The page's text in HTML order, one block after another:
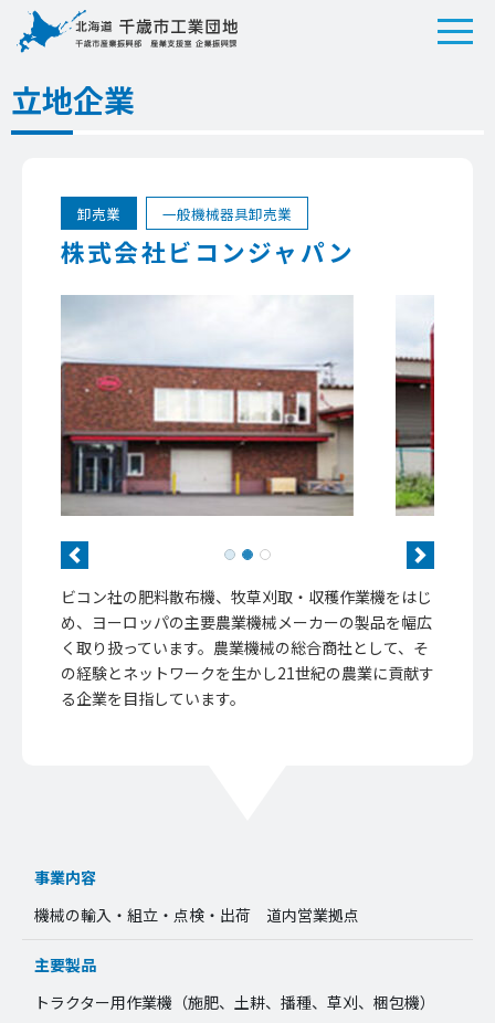
立地企業
卸売業 一般機械器具卸売業
株式会社ビコンジャパン
Previous
Next
ビコン社の肥料散布機、牧草刈取・収穫作業機をはじ
め、ヨーロッパの主要農業機械メーカーの製品を幅広
く取り扱っています。農業機械の総合商社として、そ
の経験とネットワークを生かし21世紀の農業に貢献す
る企業を目指しています。
事業内容
機械の輸入・組立・点検・出荷 道内営業拠点
主要製品
トラクター用作業機（施肥、土耕、播種、草刈、梱包機）